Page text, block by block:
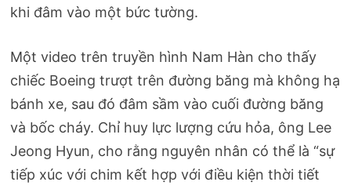
khi đâm vào một bức tường.
Một video trên truyền hình Nam Hàn cho thấy
chiếc Boeing trượt trên đường băng mà không hạ
bánh xe, sau đó đâm sầm vào cuối đường băng
và bốc cháy. Chỉ huy lực lượng cứu hỏa, ông Lee
Jeong Hyun, cho rằng nguyên nhân có thể là “sự
tiếp xúc với chim kết hợp với điều kiện thời tiết